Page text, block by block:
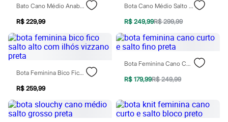
Baby Club
Fifteen
Miss Fifteen
Palomino
Moda íntima
Calcinhas
Cuecas
Meias
Moda praia
Biquínis e Maiôs
Blusas de proteção
Sungas
Bato Cano Médio Anabela Com Recorte Preta
R$ 229,99
Bota Cano Médio Salto Grosso Bebecê Preta
R$ 249,99R$ 299,99
Bota Feminina Bico Fico Salto Alto Com Ilhós Vizzano Preta
R$ 259,99
Bota Feminina Cano Curto E Salto Fino Preta
R$ 179,99R$ 249,99